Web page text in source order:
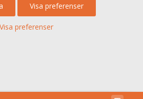
Visa preferenser
Visa preferenser